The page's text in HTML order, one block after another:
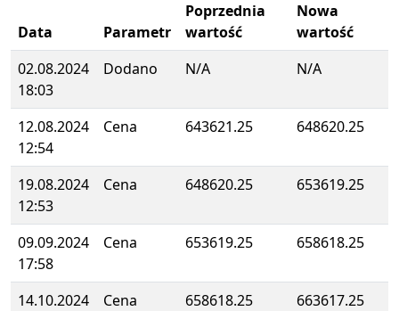
Data Parametr
Poprzednia
wartość
Nowa
wartość
02.08.2024
18:03
Dodano N/A N/A
12.08.2024
12:54
Cena 643621.25 648620.25
19.08.2024
12:53
Cena 648620.25 653619.25
09.09.2024
17:58
Cena 653619.25 658618.25
14.10.2024
Cena 658618.25 663617.25